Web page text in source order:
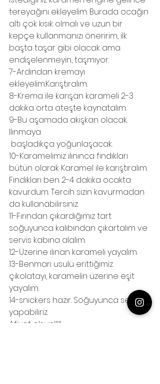
tereyağını ekleyelim. Burada ocağın
altı çok kısık olmalı ve uzun bir
kepçe kullanmanızı öneririm, ilk
başta taşar gibi olacak ama
endişelenmeyin, taşmıyor.
7-Ardından kremayı
ekleyelim.Karıştıralım.
8-Krema ile karışan karameli 2-3
dakika orta ateşte kaynatalım.
9-Bu aşamada akışkan olacak.
Ilınmaya
başladıkça yoğunlaşacak.
10-Karamelimiz ılınınca fındıkları
bütün olarak Karamel ile karıştıralım.
Fındıkları ben 2-4 dakika ocakta
kavurdum. Tercih sizin kavurmadan
da kullanabilirsiniz.
11-Fırından çıkardığımız tart
soğuyunca kalıbından çıkartalım ve
servis kabına alalım.
12-Üzerine ılınan karameli yayalım.
13-Benmari usulü erittiğimiz
çikolatayı, karamelin üzerine eşit
yayalım.
14-snıckers hazır. Soğuyunca servis
yapabiliriz.
Afiyet olsun!!!!!